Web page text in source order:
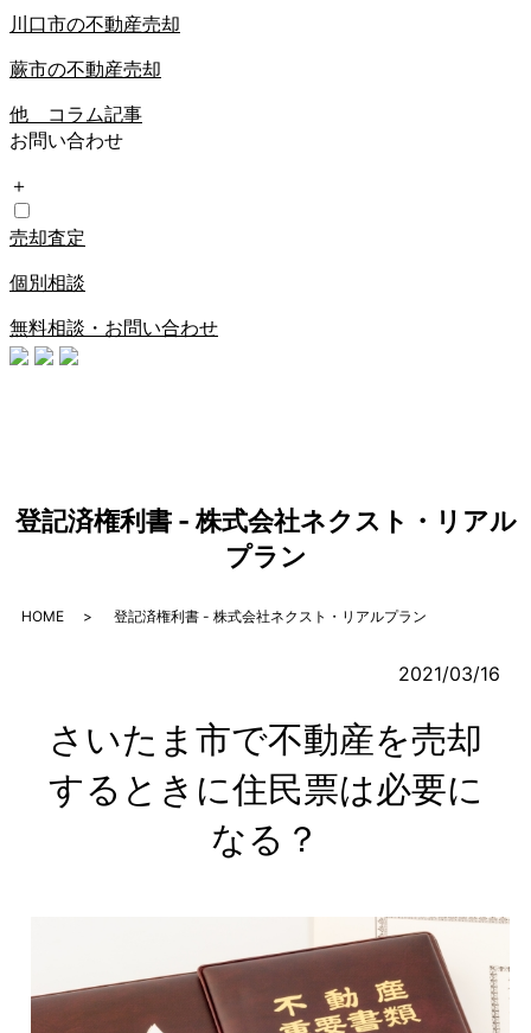
川口市の不動産売却
蕨市の不動産売却
他 コラム記事
お問い合わせ
＋
売却査定
個別相談
無料相談・お問い合わせ
登記済権利書 - 株式会社ネクスト・リアル
プラン
HOME 登記済権利書 - 株式会社ネクスト・リアルプラン
2021/03/16
さいたま市で不動産を売却
するときに住民票は必要に
なる？